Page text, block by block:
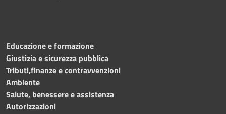
Educazione e formazione
Giustizia e sicurezza pubblica
Tributi,finanze e contravvenzioni
Ambiente
Salute, benessere e assistenza
Autorizzazioni